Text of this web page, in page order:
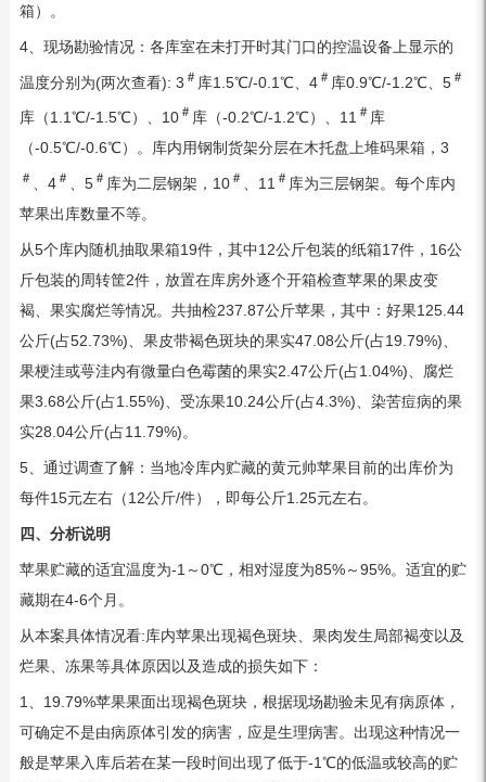
箱）。
4、现场勘验情况：各库室在未打开时其门口的控温设备上显示的
温度分别为(两次查看): 3 ＃ 库1.5℃/-0.1℃、4 ＃ 库0.9℃/-1.2℃、5 ＃
库（1.1℃/-1.5℃）、10 ＃ 库（-0.2℃/-1.2℃）、11 ＃ 库
（-0.5℃/-0.6℃）。库内用钢制货架分层在木托盘上堆码果箱，3
＃ 、4 ＃ 、5 ＃ 库为二层钢架，10 ＃ 、11 ＃ 库为三层钢架。每个库内
苹果出库数量不等。
从5个库内随机抽取果箱19件，其中12公斤包装的纸箱17件，16公
斤包装的周转筐2件，放置在库房外逐个开箱检查苹果的果皮变
褐、果实腐烂等情况。共抽检237.87公斤苹果，其中：好果125.44
公斤(占52.73%)、果皮带褐色斑块的果实47.08公斤(占19.79%)、
果梗洼或萼洼内有微量白色霉菌的果实2.47公斤(占1.04%)、腐烂
果3.68公斤(占1.55%)、受冻果10.24公斤(占4.3%)、染苦痘病的果
实28.04公斤(占11.79%)。
5、通过调查了解：当地冷库内贮藏的黄元帅苹果目前的出库价为
每件15元左右（12公斤/件），即每公斤1.25元左右。
四、分析说明
苹果贮藏的适宜温度为-1～0℃，相对湿度为85%～95%。适宜的贮
藏期在4-6个月。
从本案具体情况看:库内苹果出现褐色斑块、果肉发生局部褐变以及
烂果、冻果等具体原因以及造成的损失如下：
1、19.79%苹果果面出现褐色斑块，根据现场勘验未见有病原体，
可确定不是由病原体引发的病害，应是生理病害。出现这种情况一
般是苹果入库后若在某一段时间出现了低于-1℃的低温或较高的贮